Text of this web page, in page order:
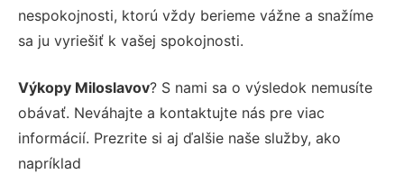
nespokojnosti, ktorú vždy berieme vážne a snažíme
sa ju vyriešiť k vašej spokojnosti.
Výkopy Miloslavov? S nami sa o výsledok nemusíte
obávať. Neváhajte a kontaktujte nás pre viac
informácií. Prezrite si aj ďalšie naše služby, ako
napríklad